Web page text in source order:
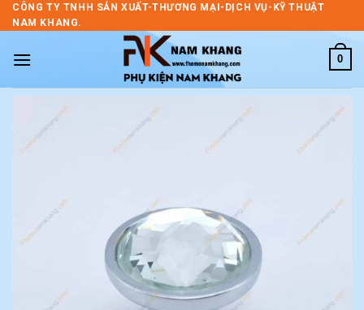
Skip
to
CÔNG TY TNHH SẢN XUẤT-THƯƠNG MẠI-DỊCH VỤ-KỸ THUẬT
NAM KHANG.
0